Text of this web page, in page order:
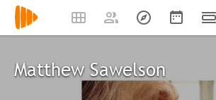
Matthew Sawelson